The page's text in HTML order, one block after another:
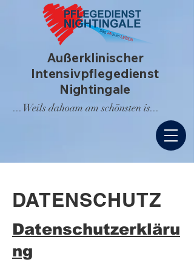
Außerklinischer
Intensivpflegedienst
Nightingale
...Weils dahoam am schönsten is...
DATENSCHUTZ
Datenschutzerkläru
ng